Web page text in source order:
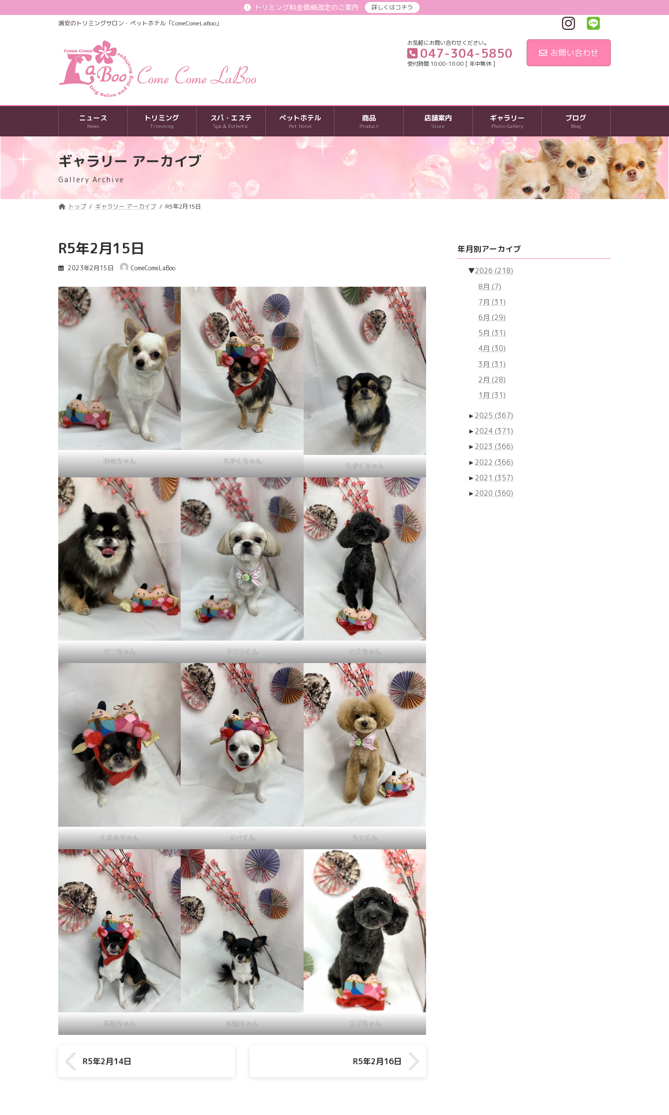
ン
ビ
トリミング料金価格改定のご案内
詳しくはコチラ
浦安のトリミングサロン・ペットホテル「ComeComeLaBoo」
お気軽にお問い合わせください。
047-304-5850
受付時間 10:00-18:00 [ 年中無休 ]
お問い合わせ
ニュース
News
トリミング
Trimming
スパ・エステ
Spa & Esthetic
ペットホテル
Pet Hotel
商品
Product
店舗案内
Store
ギャラリー
Photo Gallery
ブログ
Blog
ギャラリー アーカイブ
Gallery Archive
トップ ギャラリー アーカイブ R5年2月15日
R5年2月15日
2023年2月15日 ComeComeLaBoo
ゆめちゃん もずくちゃん
もずくちゃん
モコちゃん マロンくん ヒナちゃん
くるみちゃん カイくん うにくん
妃陽ちゃん 妃陽ちゃん ラブちゃん
R5年2月14日 R5年2月16日
年月別アーカイブ
▼2026 (218)
8月 (7)
7月 (31)
6月 (29)
5月 (31)
4月 (30)
3月 (31)
2月 (28)
1月 (31)
► 2025 (367)
► 2024 (371)
► 2023 (366)
► 2022 (366)
► 2021 (357)
► 2020 (360)